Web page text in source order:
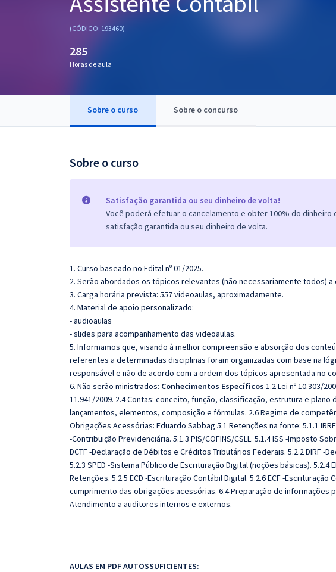
Questões grátis
(CÓDIGO: 193460)
285
Horas de aula
Sobre o curso Sobre o concurso
Sobre o curso
Satisfação garantida ou seu dinheiro de volta!
Você poderá efetuar o cancelamento e obter 100% do dinheiro
satisfação garantida ou seu dinheiro de volta.
1. Curso baseado no Edital nº 01/2025.
2. Serão abordados os tópicos relevantes (não necessariamente todos)
3. Carga horária prevista: 557 videoaulas, aproximadamente.
4. Material de apoio personalizado:
- audioaulas
- slides para acompanhamento das videoaulas.
5. Informamos que, visando à melhor compreensão e absorção dos
referentes a determinadas disciplinas foram organizadas com base na
responsável e não de acordo com a ordem dos tópicos apresentada no
6. Não serão ministrados: Conhecimentos Específicos 1.2 Lei nº 10.303/
11.941/2009. 2.4 Contas: conceito, função, classificação, estrutura e plano
lançamentos, elementos, composição e fórmulas. 2.6 Regime de
Obrigações Acessórias: Eduardo Sabbag 5.1 Retenções na fonte: 5.1.1
-Contribuição Previdenciária. 5.1.3 PIS/COFINS/CSLL. 5.1.4 ISS -Imposto
DCTF -Declaração de Débitos e Créditos Tributários Federais. 5.2.2 DIRF -
5.2.3 SPED -Sistema Público de Escrituração Digital (noções básicas). 5.2.4
Retenções. 5.2.5 ECD -Escrituração Contábil Digital. 5.2.6 ECF -
cumprimento das obrigações acessórias. 6.4 Preparação de informações
Atendimento a auditores internos e externos.
AULAS EM PDF AUTOSSUFICIENTES: